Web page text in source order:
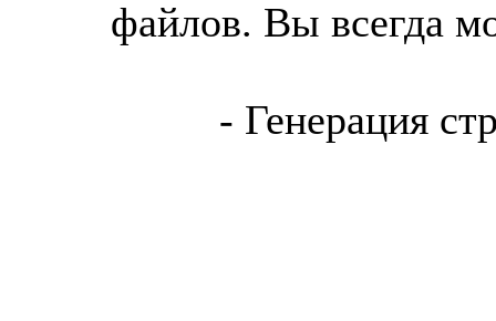
файлов. Вы всегда
- Генерация